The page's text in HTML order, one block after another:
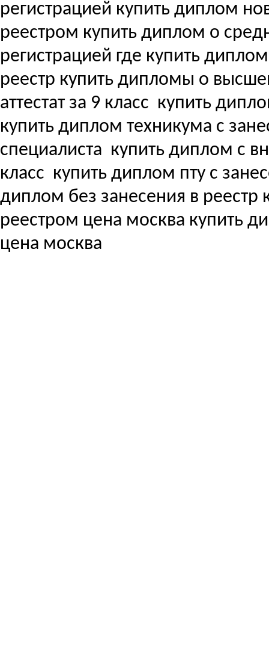
регистрацией купить диплом
реестром купить диплом о
регистрацией где купить
реестр купить дипломы о
аттестат за 9 класс купить
купить диплом техникума с
специалиста купить диплом с
класс купить диплом пту с
диплом без занесения в реестр
реестром цена москва купить
цена москва